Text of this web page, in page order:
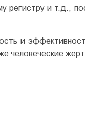
и т.д.,
и
человеческие